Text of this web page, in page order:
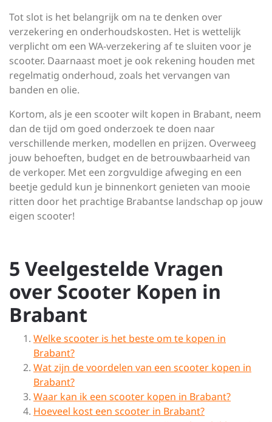
Tot slot is het belangrijk om na te denken over
verzekering en onderhoudskosten. Het is wettelijk
verplicht om een WA-verzekering af te sluiten voor je
scooter. Daarnaast moet je ook rekening houden met
regelmatig onderhoud, zoals het vervangen van
banden en olie.
Kortom, als je een scooter wilt kopen in Brabant, neem
dan de tijd om goed onderzoek te doen naar
verschillende merken, modellen en prijzen. Overweeg
jouw behoeften, budget en de betrouwbaarheid van
de verkoper. Met een zorgvuldige afweging en een
beetje geduld kun je binnenkort genieten van mooie
ritten door het prachtige Brabantse landschap op jouw
eigen scooter!
5 Veelgestelde Vragen
over Scooter Kopen in
Brabant
Welke scooter is het beste om te kopen in
Brabant?
Wat zijn de voordelen van een scooter kopen in
Brabant?
Waar kan ik een scooter kopen in Brabant?
Hoeveel kost een scooter in Brabant?